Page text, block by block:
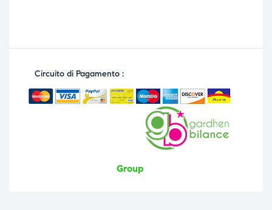
Circuito di Pagamento :
Group